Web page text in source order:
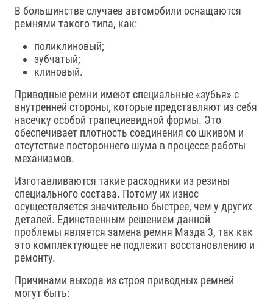
В большинстве случаев автомобили оснащаются
ремнями такого типа, как:
поликлиновый;
зубчатый;
клиновый.
Приводные ремни имеют специальные «зубья» с
внутренней стороны, которые представляют из себя
насечку особой трапециевидной формы. Это
обеспечивает плотность соединения со шкивом и
отсутствие постороннего шума в процессе работы
механизмов.
Изготавливаются такие расходники из резины
специального состава. Потому их износ
осуществляется значительно быстрее, чем у других
деталей. Единственным решением данной
проблемы является замена ремня Мазда 3, так как
это комплектующее не подлежит восстановлению и
ремонту.
Причинами выхода из строя приводных ремней
могут быть: